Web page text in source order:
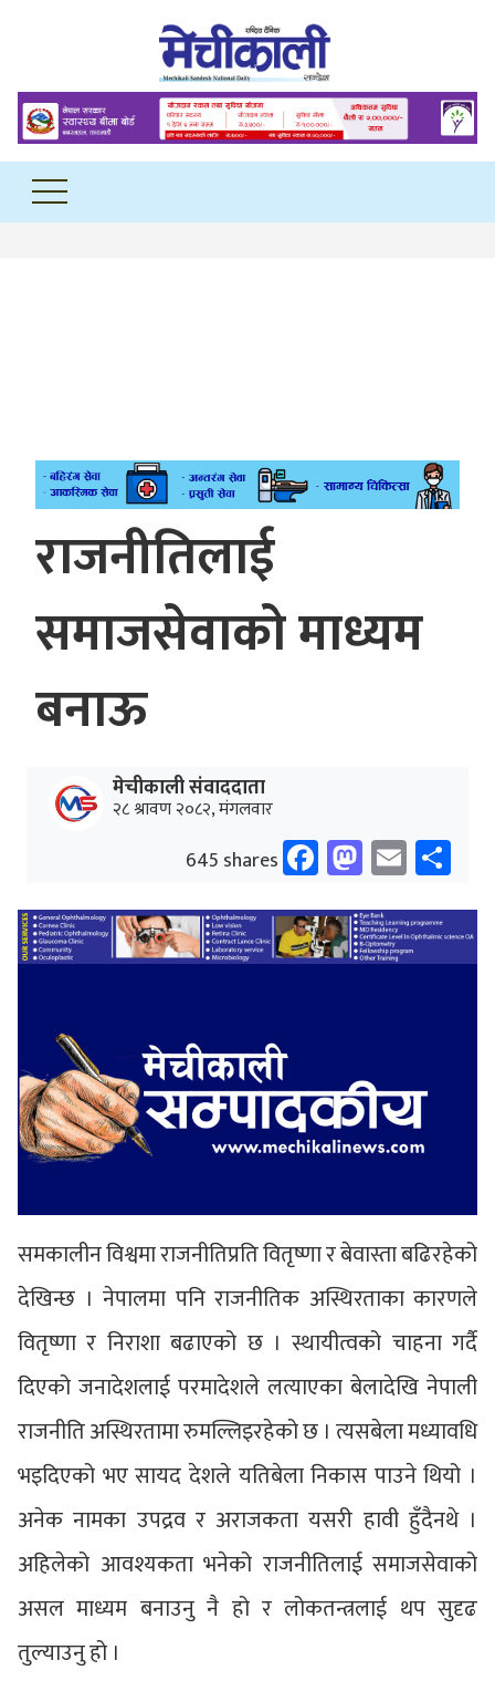
राजनीतिलाई
समाजसेवाको माध्यम
बनाऊ
मेचीकाली संवाददाता
२८ श्रावण २०८२, मंगलवार
645 shares Facebook
Email
समकालीन विश्वमा राजनीतिप्रति वितृष्णा र बेवास्ता बढिरहेको
देखिन्छ । नेपालमा पनि राजनीतिक अस्थिरताका कारणले
वितृष्णा र निराशा बढाएको छ । स्थायीत्वको चाहना गर्दै
दिएको जनादेशलाई परमादेशले लत्याएका बेलादेखि नेपाली
राजनीति अस्थिरतामा रुमल्लिइरहेको छ । त्यसबेला मध्यावधि
भइदिएको भए सायद देशले यतिबेला निकास पाउने थियो ।
अनेक नामका उपद्रव र अराजकता यसरी हावी हुँदैनथे ।
अहिलेको आवश्यकता भनेको राजनीतिलाई समाजसेवाको
असल माध्यम बनाउनु नै हो र लोकतन्त्रलाई थप सुदृढ
तुल्याउनु हो ।